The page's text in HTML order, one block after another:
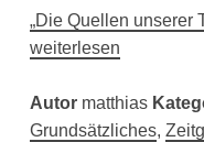
„Die Quellen unserer
weiterlesen
Autor matthias
Grundsätzliches,